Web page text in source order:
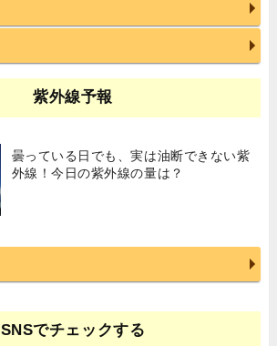
紫外線予報
曇っている日でも、実は油断できない紫
外線！今日の紫外線の量は？
SNSでチェックする